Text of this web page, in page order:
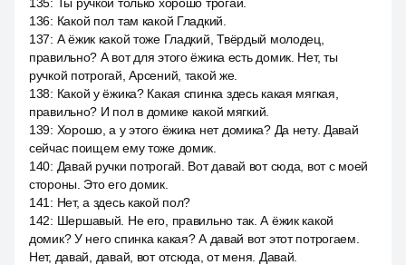
136: Какой пол там какой Гладкий.
137: А ёжик какой тоже Гладкий, Твёрдый молодец,
правильно? А вот для этого ёжика есть домик. Нет, ты
ручкой потрогай, Арсений, такой же.
138: Какой у ёжика? Какая спинка здесь какая мягкая,
правильно? И пол в домике какой мягкий.
139: Хорошо, а у этого ёжика нет домика? Да нету. Давай
сейчас поищем ему тоже домик.
140: Давай ручки потрогай. Вот давай вот сюда, вот с моей
стороны. Это его домик.
141 : Нет, а здесь какой пол?
142: Шершавый. Не его, правильно так. А ёжик какой
домик? У него спинка какая? А давай вот этот потрогаем.
Нет, давай, давай, вот отсюда, от меня. Давай.